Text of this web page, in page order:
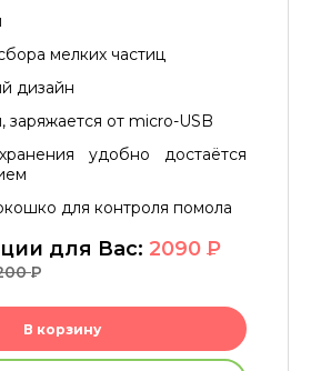
мелких частиц
дизайн
заряжается от micro-USB
удобно достаётся
для контроля помола
для Вас: 2090 P
P
В корзину